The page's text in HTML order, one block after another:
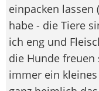
einpacken
habe - die Tiere
ich eng und
die Hunde
immer ein